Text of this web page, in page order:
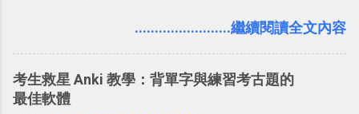
碟，就能快速印出高品質的照片成品。
的管理工具，讓這麼多人都愛用 Trello ？在
Evernote 當作 Trello！ Kanbanote 筆記看板
管理法 Google Drive 變身 Trello ！幫雲端硬
........................繼續閱讀全文內容
考生救星 Anki 教學：背單字與練習考古題的
最佳軟體